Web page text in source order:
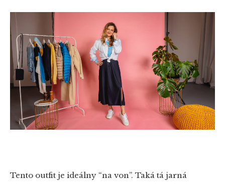
Tento outfit je ideálny “na von”. Taká tá jarná